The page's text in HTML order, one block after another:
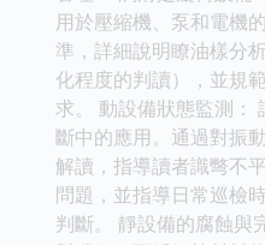
用於壓縮機、泵和電機
準，詳細說明瞭油樣分
化程度的判讀），並規
求。 動設備狀態監測：
斷中的應用。通過對振
解讀，指導讀者識彆不
問題，並指導日常巡檢
判斷。 靜設備的腐蝕與